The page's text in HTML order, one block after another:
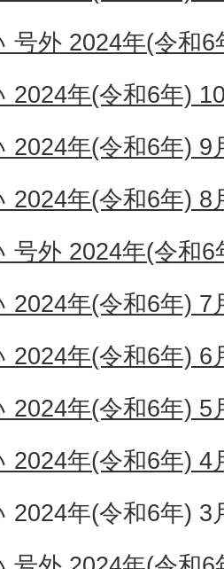
号外 2024年(令和6
2024年(令和6年)
2024年(令和6年) 9
2024年(令和6年) 8
号外 2024年(令和6
2024年(令和6年) 7
2024年(令和6年) 6
2024年(令和6年) 5
2024年(令和6年) 4
2024年(令和6年) 3